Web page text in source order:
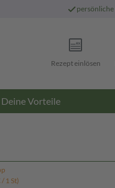
persönliche
Rezept einlösen
Deine Vorteile
1 St)